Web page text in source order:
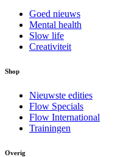
Goed nieuws
Mental health
Slow life
Creativiteit
Shop
Nieuwste edities
Flow Specials
Flow International
Trainingen
Overig